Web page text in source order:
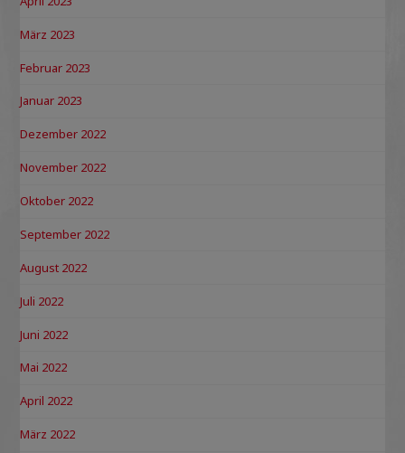
März 2023
Februar 2023
Januar 2023
Dezember 2022
November 2022
Oktober 2022
September 2022
August 2022
Juli 2022
Juni 2022
Mai 2022
April 2022
März 2022